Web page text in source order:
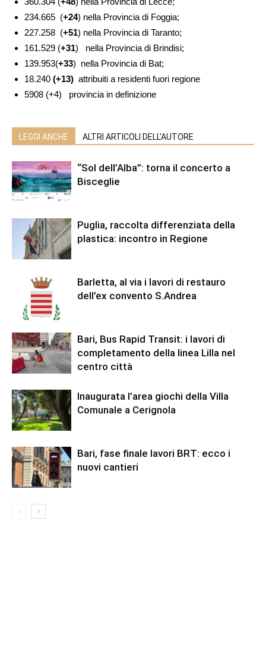
234.665 (+24) nella Provincia di Foggia;
227.258 (+51) nella Provincia di Taranto;
161.529 (+31) nella Provincia di Brindisi;
139.953(+33) nella Provincia di Bat;
18.240 (+13) attribuiti a residenti fuori regione
5908 (+4) provincia in definizione
LEGGI ANCHE ALTRI ARTICOLI DELL'AUTORE
“Sol dell’Alba”: torna il concerto a
Bisceglie
Puglia, raccolta differenziata della
plastica: incontro in Regione
Barletta, al via i lavori di restauro
dell’ex convento S.Andrea
Bari, Bus Rapid Transit: i lavori di
completamento della linea Lilla nel
centro città
Inaugurata l’area giochi della Villa
Comunale a Cerignola
Bari, fase finale lavori BRT: ecco i
nuovi cantieri